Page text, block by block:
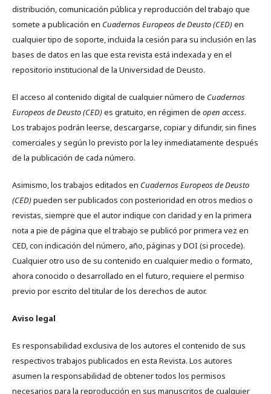
distribución, comunicación pública y reproducción del trabajo que
somete a publicación en Cuadernos Europeos de Deusto (CED)en
cualquier tipo de soporte, incluida la cesión para su inclusión en las
bases de datos en las que esta revista está indexada y en el
repositorio institucional de la Universidad de Deusto.
El acceso al contenido digital de cualquier número de Cuadernos
Europeos de Deusto (CED)es gratuito, en régimen de open access.
Los trabajos podrán leerse, descargarse, copiar y difundir, sin fines
comerciales y según lo previsto por la ley inmediatamente después
de la publicación de cada número.
Asimismo, los trabajos editados en Cuadernos Europeos de Deusto
(CED)pueden ser publicados con posterioridad en otros medios o
revistas, siempre que el autor indique con claridad y en la primera
nota a pie de página que el trabajo se publicó por primera vez en
CED, con indicación del número, año, páginas y DOI (si procede).
Cualquier otro uso de su contenido en cualquier medio o formato,
ahora conocido o desarrollado en el futuro, requiere el permiso
previo por escrito del titular de los derechos de autor.
Aviso legal
Es responsabilidad exclusiva de los autores el contenido de sus
respectivos trabajos publicados en esta Revista. Los autores
asumen la responsabilidad de obtener todos los permisos
necesarios para la reproducción en sus manuscritos de cualquier